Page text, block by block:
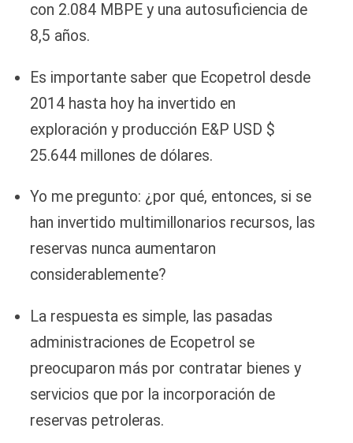
con 2.084 MBPE y una autosuficiencia de
8,5 años.
Es importante saber que Ecopetrol desde
2014 hasta hoy ha invertido en
exploración y producción E&P USD $
25.644 millones de dólares.
Yo me pregunto: ¿por qué, entonces, si se
han invertido multimillonarios recursos, las
reservas nunca aumentaron
considerablemente?
La respuesta es simple, las pasadas
administraciones de Ecopetrol se
preocuparon más por contratar bienes y
servicios que por la incorporación de
reservas petroleras.